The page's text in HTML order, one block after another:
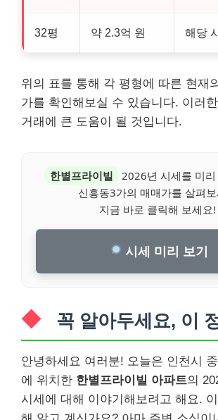
32평 약 2.3억 원 해당
위의 표를 통해 각 평형에 따른 현재
가를 확인해보실 수 있습니다. 이러
거래에 큰 도움이 될 것입니다.
한별프라이빌
2026년 시세를 미
신흥동3가의 매매가를 살펴
지금 바로 클릭해 보세요!
시세 미리 보기
꼭 알아두세요, 이
안녕하세요 여러분! 오늘은 인천시
에 위치한 한별프라이빌 아파트의
시세에 대해 이야기해보려고 해요.